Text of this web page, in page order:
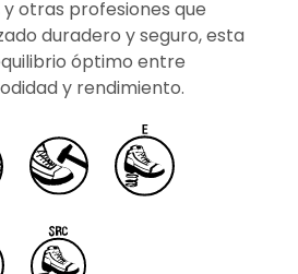
otras profesiones que
duradero y seguro, esta
óptimo entre
y rendimiento.